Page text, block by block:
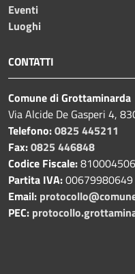
Eventi
Luoghi
CONTATTI
Comune di Grottaminarda
Via Alcide De Gasperi 4,
Telefono:0825 445211
Fax:0825 446848
Codice Fiscale:
Partita IVA:00679980649
Email:
PEC: